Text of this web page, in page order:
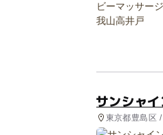
サンシャ
東京都豊島区